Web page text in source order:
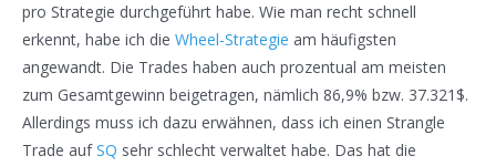
pro Strategie durchgeführt habe. Wie man recht schnell
erkennt, habe ich die Wheel-Strategie am häufigsten
angewandt. Die Trades haben auch prozentual am meisten
zum Gesamtgewinn beigetragen, nämlich 86,9% bzw. 37.321$.
Allerdings muss ich dazu erwähnen, dass ich einen Strangle
Trade aufSQ sehr schlecht verwaltet habe. Das hat die